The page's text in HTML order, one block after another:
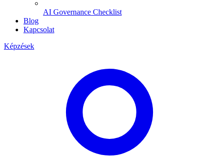
AI Governance Checklist
Blog
Kapcsolat
Képzések